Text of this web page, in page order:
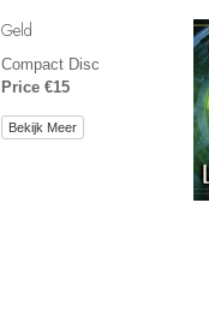
Geld
Compact Disc
Price €15
Bekijk Meer